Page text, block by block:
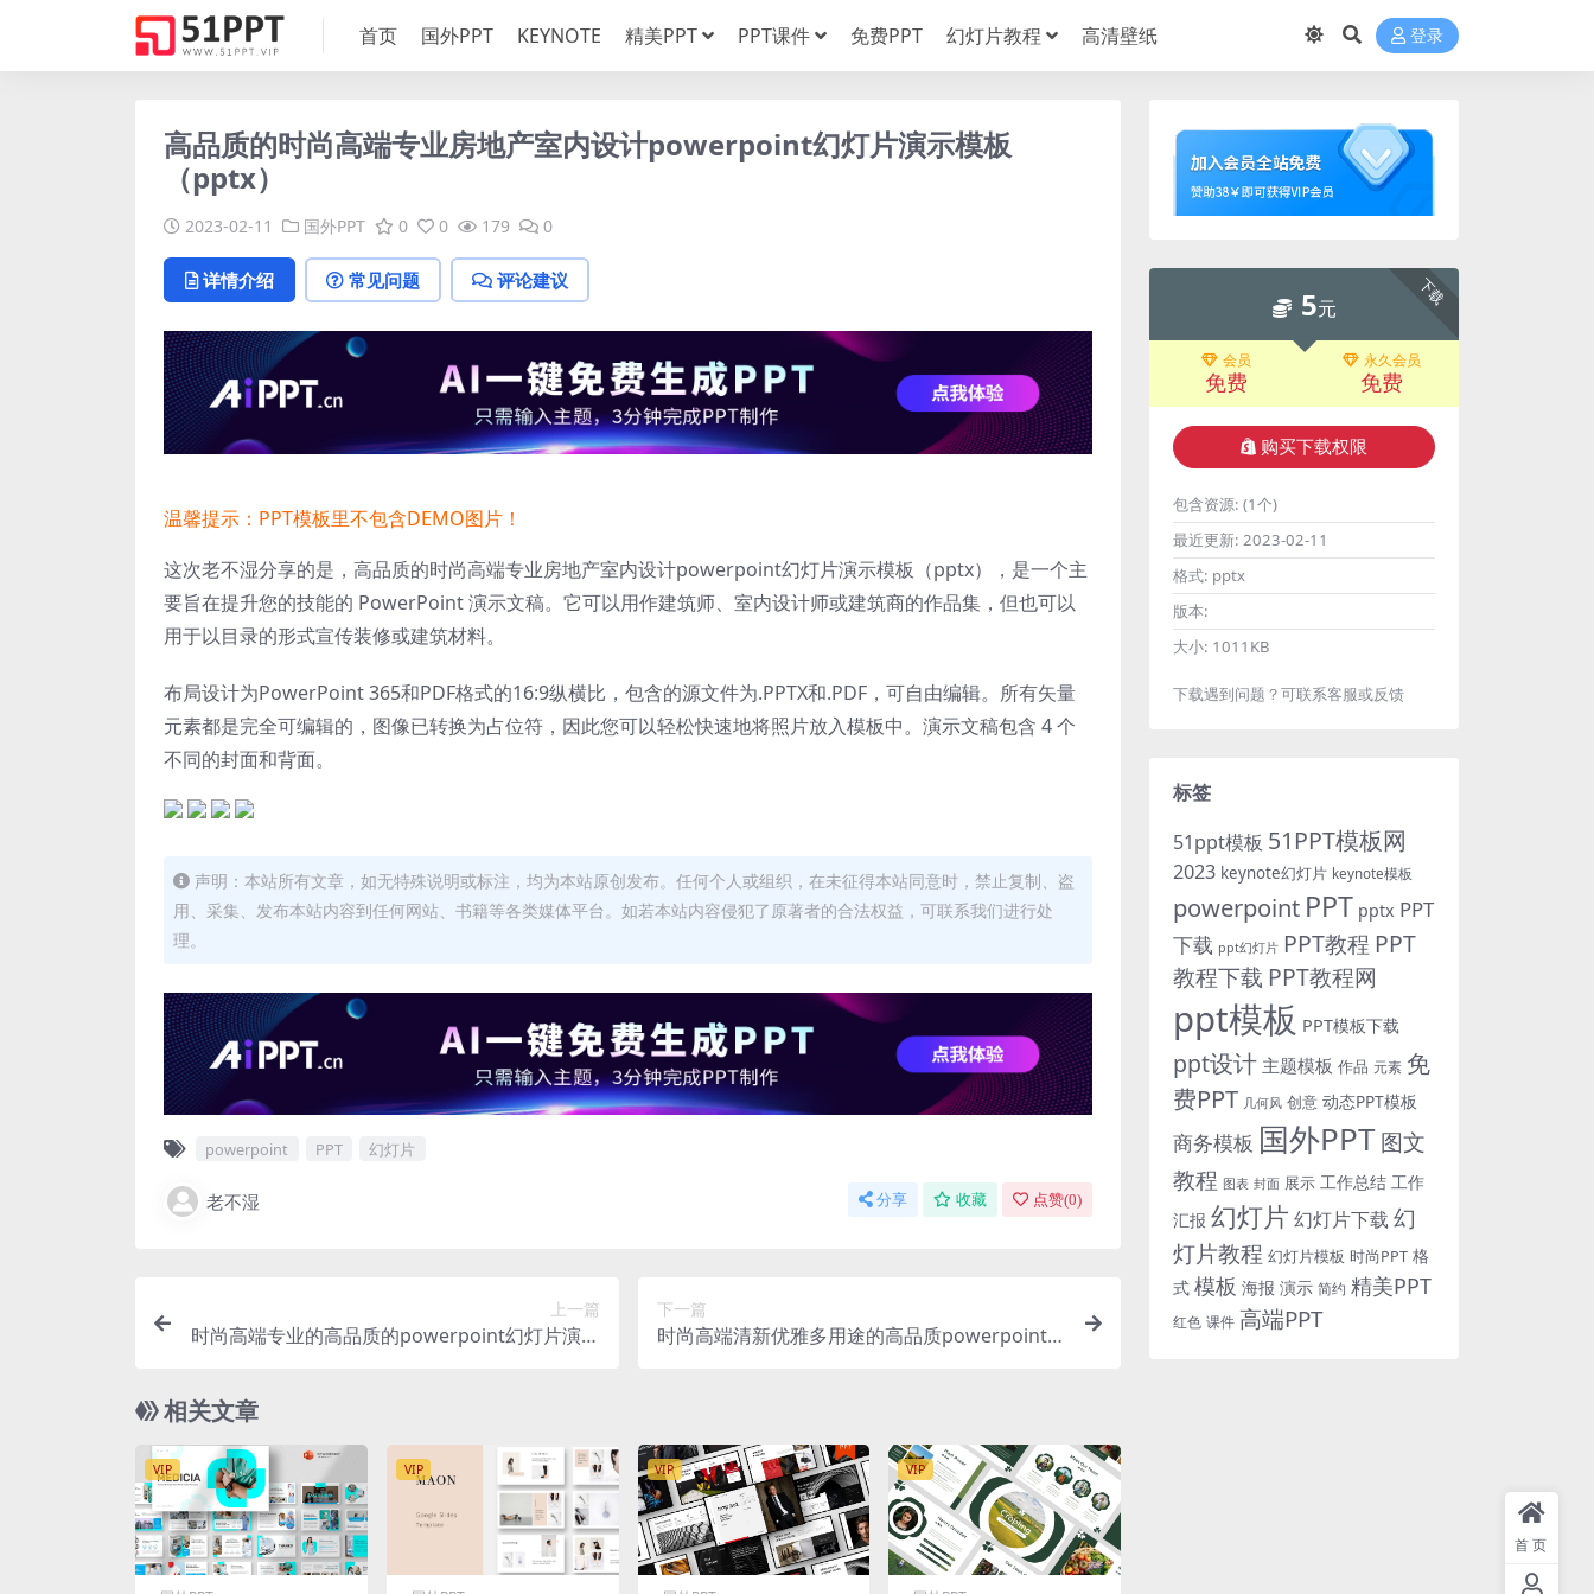
首页 国外PPT KEYNOTE 精美PPT PPT课件 免费PPT 幻灯片教程 高清壁纸 登录
高品质的时尚高端专业房地产室内设计powerpoint幻灯片演示模板
（pptx）
2023-02-11 国外PPT 0 0 179 0
详情介绍 常见问题 评论建议
温馨提示：PPT模板里不包含DEMO图片！
这次老不湿分享的是，高品质的时尚高端专业房地产室内设计powerpoint幻灯片演示模板（pptx），是一个主
要旨在提升您的技能的 PowerPoint 演示文稿。它可以用作建筑师、室内设计师或建筑商的作品集，但也可以
用于以目录的形式宣传装修或建筑材料。
布局设计为PowerPoint 365和PDF格式的16:9纵横比，包含的源文件为.PPTX和.PDF，可自由编辑。 所有矢量
元素都是完全可编辑的，图像已转换为占位符，因此您可以轻松快速地将照片放入模板中。 演示文稿包含 4 个
不同的封面和背面。
声明：本站所有文章，如无特殊说明或标注，均为本站原创发布。任何个人或组织，在未征得本站同意时，禁止复制、盗
用、采集、发布本站内容到任何网站、书籍等各类媒体平台。如若本站内容侵犯了原著者的合法权益，可联系我们进行处
理。
powerpoint PPT 幻灯片
老不湿 分享 收藏 点赞(0)
上一篇
时尚高端专业的高品质的powerpoint幻灯片演示
下一篇
时尚高端清新优雅多用途的高品质powerpoint幻
相关文章
VIP VIP VIP VIP
下载
5元
会员
免费
永久会员
免费
购买下载权限
包含资源: (1个)
最近更新: 2023-02-11
格式: pptx
版本:
大小: 1011KB
下载遇到问题？可联系客服或反馈
标签
51ppt模板 51PPT模板网
2023 keynote幻灯片 keynote模板
powerpoint PPT pptx PPT
下载 ppt幻灯片 PPT教程 PPT
教程下载 PPT教程网
ppt模板 PPT模板下载
ppt设计 主题模板 作品 元素 免
费PPT 几何风 创意 动态PPT模板
商务模板 国外PPT图文
教程 图表 封面 展示 工作总结 工作
汇报 幻灯片 幻灯片下载 幻
灯片教程 幻灯片模板 时尚PPT 格
式 模板 海报 演示 简约 精美PPT
红色 课件 高端PPT
首页